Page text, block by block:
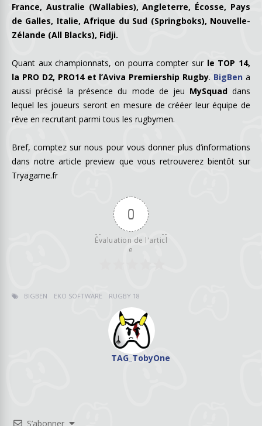
France, Australie (Wallabies), Angleterre, Écosse, Pays
de Galles, Italie, Afrique du Sud (Springboks), Nouvelle-
Zélande (All Blacks), Fidji.
Quant aux championnats, on pourra compter surle TOP 14,
la PRO D2, PRO14 et l’Aviva Premiership Rugby. BigBen a
aussi précisé la présence du mode de jeu MySquaddans
lequel les joueurs seront en mesure de crééer leur équipe de
rêve en recrutant parmi tous les rugbymen.
Bref, comptez sur nous pour vous donner plus d’informations
dans notre article preview que vous retrouverez bientôt sur
Tryagame.fr
0
Évaluation de l'articl
e
BIGBEN EKO SOFTWARE RUGBY 18
TAG_TobyOne
S’abonner